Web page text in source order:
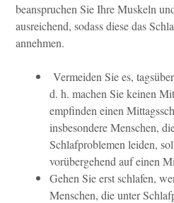
beanspruchen Sie Ihre Muskeln
ausreichend, sodass diese das
annehmen.
Vermeiden Sie es,
d. h. machen Sie keinen
empfinden einen
insbesondere Menschen,
Schlafproblemen leiden,
vorübergehend auf einen
Gehen Sie erst schlafen,
Menschen, die unter